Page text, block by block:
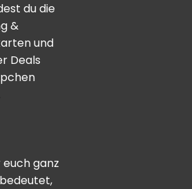
du die
&
und
Deals
ganz